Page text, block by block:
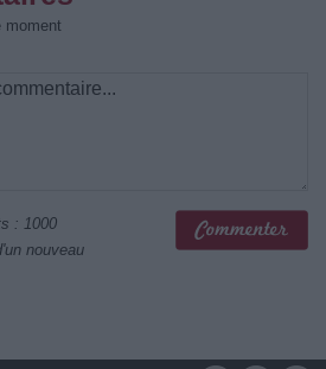
moment
: 1000
nouveau